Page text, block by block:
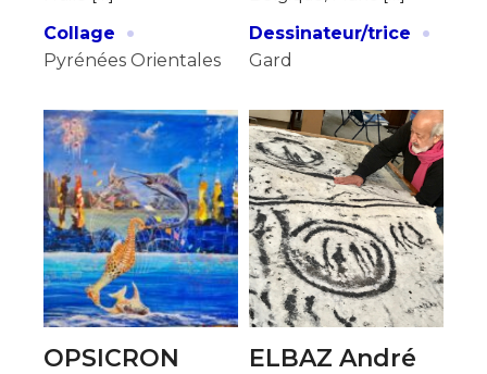
Collage
·
Pyrénées Orientales
Dessinateur/trice
·
Gard
OPSICRON ELBAZ André